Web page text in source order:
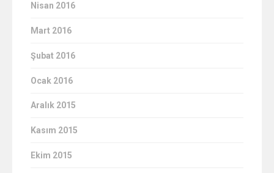
Nisan 2016
Mart 2016
Şubat 2016
Ocak 2016
Aralık 2015
Kasım 2015
Ekim 2015